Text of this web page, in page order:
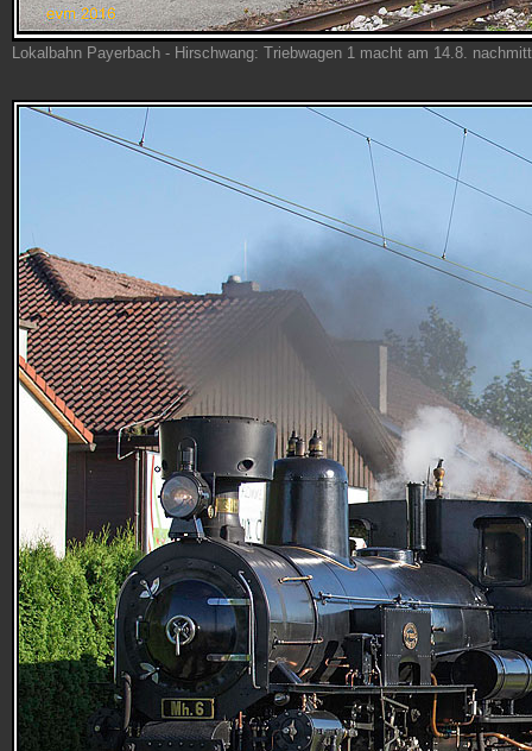
Lokalbahn Payerbach - Hirschwang: Triebwagen 1 macht am 14.8.